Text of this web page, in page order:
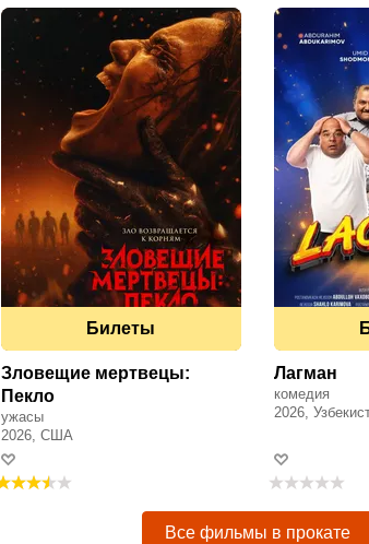
Зловещие мертвецы:
Пекло
ужасы
2026, США
Билеты
Лагман
комедия
2026,
Все фильмы в прокате